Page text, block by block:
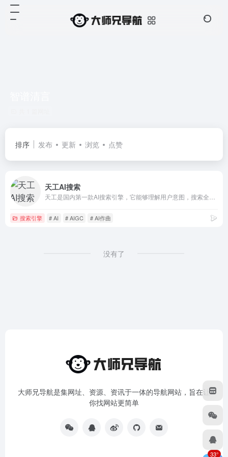
排序 发布 更新 浏览 点赞
天工AI搜索
搜索引擎 # AI # AIGC # AI作曲
没有了
大师兄导航是集网址、资源、资讯于一体的导航网站，旨在让
你找网站更简单
33°